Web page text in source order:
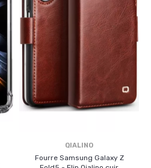
QIALINO
Fourre Samsung Galaxy Z